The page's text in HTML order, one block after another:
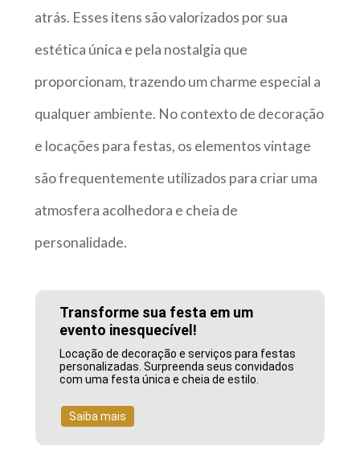
atrás. Esses itens são valorizados por sua
estética única e pela nostalgia que
proporcionam, trazendo um charme especial a
qualquer ambiente. No contexto de decoração
e locações para festas, os elementos vintage
são frequentemente utilizados para criar uma
atmosfera acolhedora e cheia de
personalidade.
Transforme sua festa em um
evento inesquecível!
Locação de decoração e serviços para festas
personalizadas. Surpreenda seus convidados
com uma festa única e cheia de estilo.
Saiba mais